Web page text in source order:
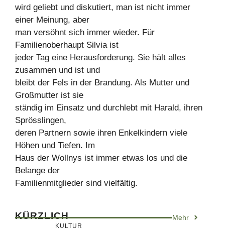
wird geliebt und diskutiert, man ist nicht immer
einer Meinung, aber
man versöhnt sich immer wieder. Für
Familienoberhaupt Silvia ist
jeder Tag eine Herausforderung. Sie hält alles
zusammen und ist und
bleibt der Fels in der Brandung. Als Mutter und
Großmutter ist sie
ständig im Einsatz und durchlebt mit Harald, ihren
Sprösslingen,
deren Partnern sowie ihren Enkelkindern viele
Höhen und Tiefen. Im
Haus der Wollnys ist immer etwas los und die
Belange der
Familienmitglieder sind vielfältig.
KÜRZLICH Mehr
KULTUR